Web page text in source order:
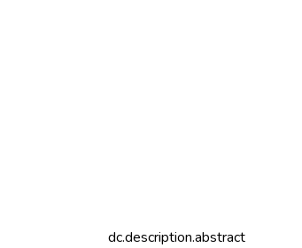
dc.description.abstract